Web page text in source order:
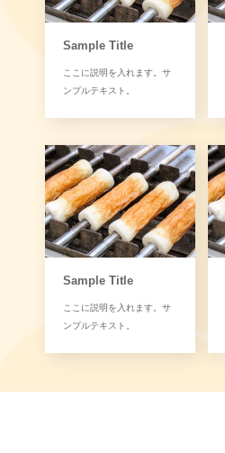
Sample Title
ここに説明を入れます。サ
ンプルテキスト。
Sample Title
ここに説明を入れます。サ
ンプルテキスト。